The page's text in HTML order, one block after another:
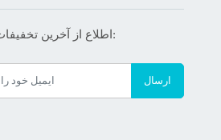
اطلاع از آخرین تخفیفات و خبرنامه:
ارسال